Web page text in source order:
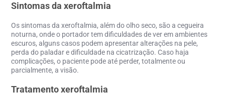
Sintomas da xeroftalmia
Os sintomas da xeroftalmia, além do olho seco, são a cegueira
noturna, onde o portador tem dificuldades de ver em ambientes
escuros, alguns casos podem apresentar alterações na pele,
perda do paladar e dificuldade na cicatrização. Caso haja
complicações, o paciente pode até perder, totalmente ou
parcialmente, a visão.
Tratamento xeroftalmia